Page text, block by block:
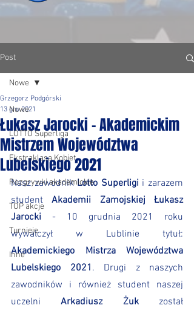
Post
Nowe
LOTTO Superliga
Ekstraklasa Kobiet
Rozgrywki akademickie
TOP akcje
Turnieje
Inne
Nowe
Łukasz Jarocki - Akademickim
Mistrzem Województwa
Lubelskiego 2021
Grzegorz Podgórski
13 gru 2021
Nasz zawodnik Lotto Superligi i zarazem
student Akademii Zamojskiej Łukasz
Jarocki - 10 grudnia 2021 roku
Akademickiego Mistrza Województwa
Lubelskiego 2021 . Drugi z naszych
zawodników i również student naszej
uczelni Arkadiusz Żuk został